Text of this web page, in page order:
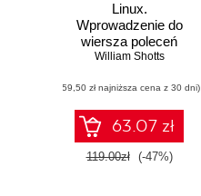
Linux.
Wprowadzenie do
wiersza poleceń
William Shotts
(59,50 zł najniższa cena z 30 dni)
63.07 zł
119.00zł (-47%)